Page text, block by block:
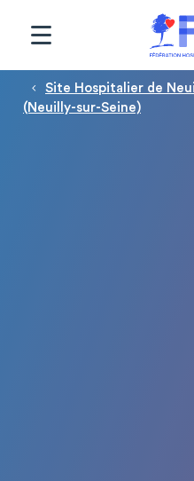
Fil d'Ariane
Site Hospitalier de
(Neuilly-sur-Seine)
Panneau de gestion des